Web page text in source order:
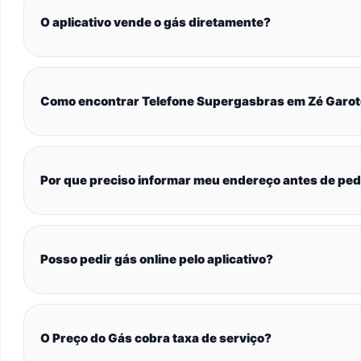
O aplicativo vende o gás diretamente?
Como encontrar Telefone Supergasbras em Zé
Por que preciso informar meu endereço antes de
Posso pedir gás online pelo aplicativo?
O Preço do Gás cobra taxa de serviço?